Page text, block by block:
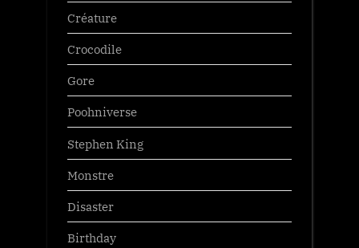
Créature
Crocodile
Gore
Poohniverse
Stephen King
Monstre
Disaster
Birthday